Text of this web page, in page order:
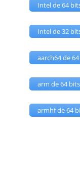
Intel de 64
Intel de 32
aarch64 de
arm de 64
armhf de 64